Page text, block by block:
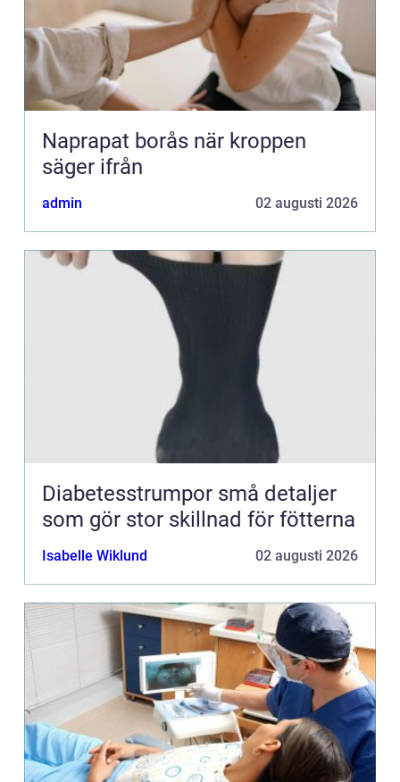
Naprapat borås när kroppen
säger ifrån
admin 02 augusti 2026
Diabetesstrumpor små detaljer
som gör stor skillnad för fötterna
Isabelle Wiklund 02 augusti 2026